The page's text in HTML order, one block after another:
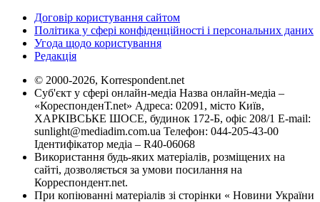
Договір користування сайтом
Політика у сфері конфіденційності і персональних даних
Угода щодо користування
Редакція
© 2000-2026, Korrespondent.net
Суб'єкт у сфері онлайн-медіа Назва онлайн-медіа –
«КореспонденТ.net» Адреса: 02091, місто Київ,
ХАРКІВСЬКЕ ШОСЕ, будинок 172-Б, офіс 208/1 E-mail:
sunlight@mediadim.com.ua Телефон: 044-205-43-00
Ідентифікатор медіа – R40-06068
Використання будь-яких матеріалів, розміщених на
сайті, дозволяється за умови посилання на
Корреспондент.net.
При копіюванні матеріалів зі сторінки « Новини України